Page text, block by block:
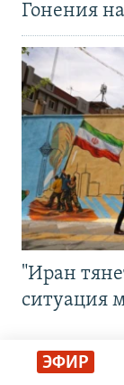
ЭФИР
Гонения
"Иран
ситуация
Выбор